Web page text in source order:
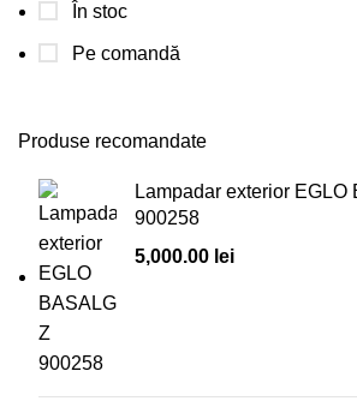
În stoc
Pe comandă
Produse recomandate
Lampadar exterior EGLO
900258
5,000.00 lei